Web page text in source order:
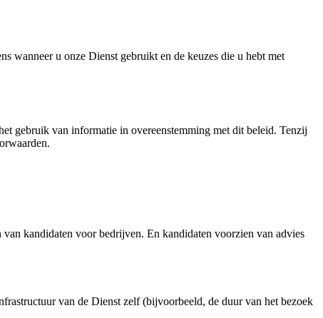
wanneer u onze Dienst gebruikt en de keuzes die u hebt met
gebruik van informatie in overeenstemming met dit beleid. Tenzij
kandidaten voor bedrijven. En kandidaten voorzien van advies
van de Dienst zelf (bijvoorbeeld, de duur van het bezoek